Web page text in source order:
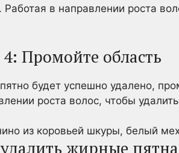
Работая в направлении роста
Промойте область
будет успешно удалено,
роста волос, чтобы
жирные